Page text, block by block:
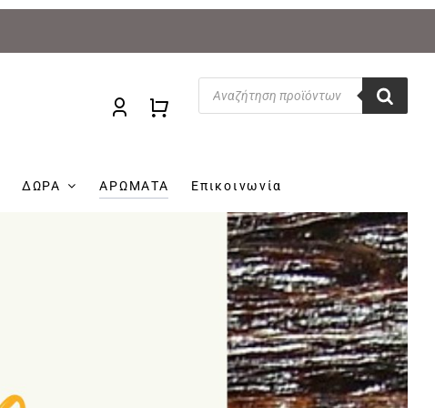
Products
search
ΔΩΡΑ ΑΡΩΜΑΤΑ Επικοινωνία